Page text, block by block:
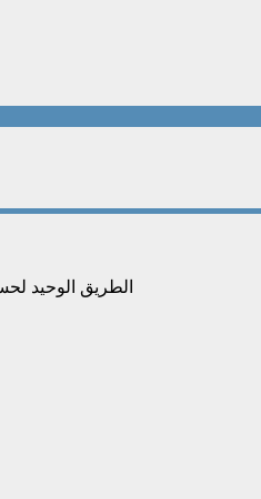
الطريق الوحيد